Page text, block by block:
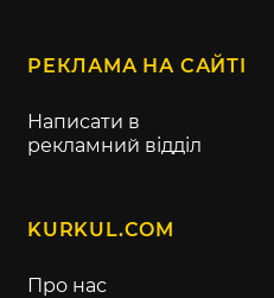
РЕКЛАМА НА САЙТІ
Написати в
рекламний відділ
KURKUL.COM
Про нас